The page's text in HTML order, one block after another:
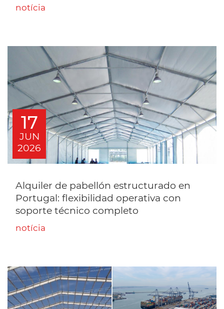
notícia
17
JUN
2026
Alquiler de pabellón estructurado en
Portugal: flexibilidad operativa con
soporte técnico completo
notícia